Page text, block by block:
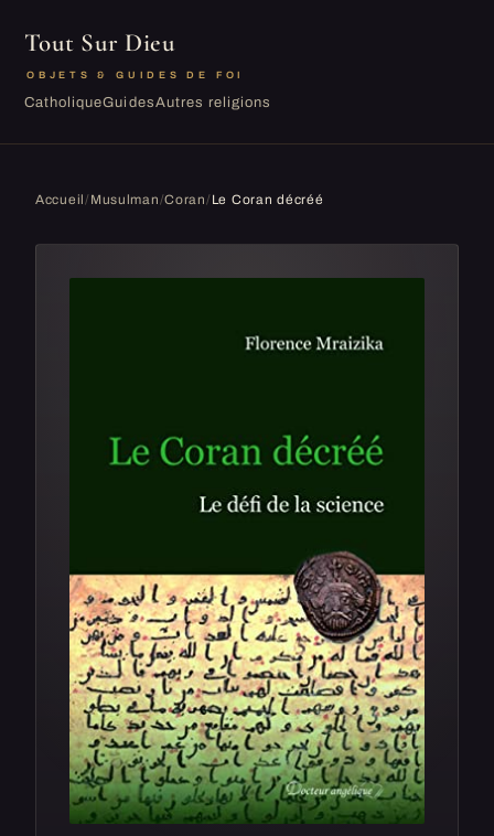
Tout Sur Dieu
OBJETS & GUIDES DE FOI
CatholiqueGuidesAutres religions
Accueil/ Musulman/Coran/ Le Coran décréé